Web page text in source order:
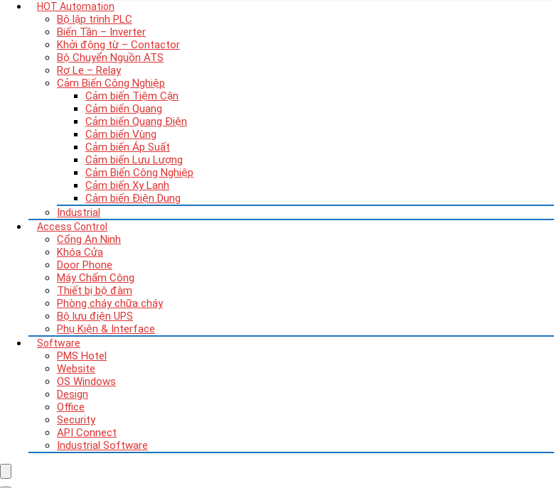
HOT Automation
Bộ lập trình PLC
Biến Tần – Inverter
Khởi động từ – Contactor
Bộ Chuyển Nguồn ATS
Rơ Le – Relay
Cảm Biến Công Nghiệp
Cảm biến Tiệm Cận
Cảm biến Quang
Cảm biến Quang Điện
Cảm biến Vùng
Cảm biến Áp Suất
Cảm biến Lưu Lượng
Cảm Biến Công Nghiệp
Cảm biến Xy Lanh
Cảm biến Điện Dung
Industrial
Access Control
Cổng An Ninh
Khóa Cửa
Door Phone
Máy Chấm Công
Thiết bị bộ đàm
Phòng cháy chữa cháy
Bộ lưu điện UPS
Phụ Kiện & Interface
Software
PMS Hotel
Website
OS Windows
Design
Office
Security
API Connect
Industrial Software